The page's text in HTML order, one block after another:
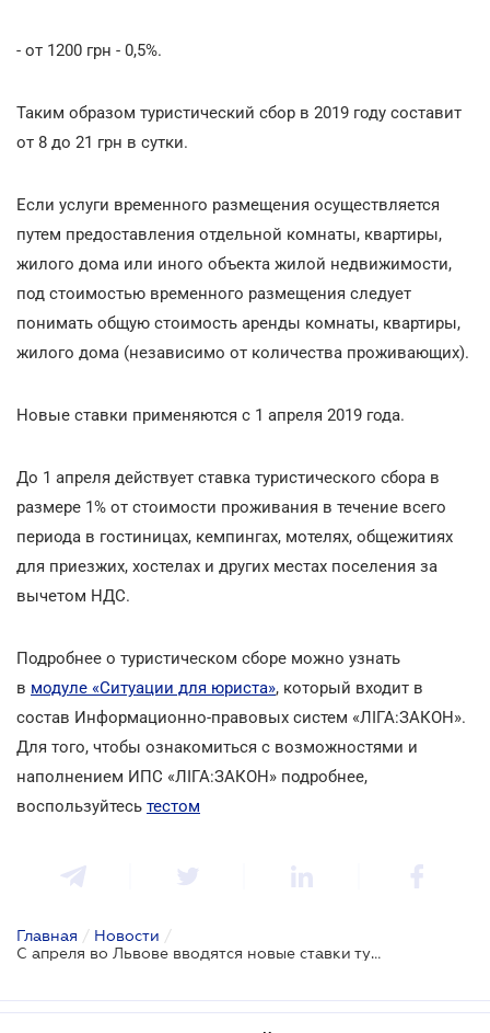
- от 1200 грн - 0,5%.
Таким образом туристический сбор в 2019 году составит
от 8 до 21 грн в сутки.
Если услуги временного размещения осуществляется
путем предоставления отдельной комнаты, квартиры,
жилого дома или иного объекта жилой недвижимости,
под стоимостью временного размещения следует
понимать общую стоимость аренды комнаты, квартиры,
жилого дома (независимо от количества проживающих).
Новые ставки применяются с 1 апреля 2019 года.
До 1 апреля действует ставка туристического сбора в
размере 1% от стоимости проживания в течение всего
периода в гостиницах, кемпингах, мотелях, общежитиях
для приезжих, хостелах и других местах поселения за
вычетом НДС.
Подробнее о туристическом сборе можно узнать
в модуле «Ситуации для юриста», который входит в
состав Информационно-правовых систем «ЛІГА:ЗАКОН».
Для того, чтобы ознакомиться с возможностями и
наполнением ИПС «ЛІГА:ЗАКОН» подробнее,
воспользуйтесь тестом
Главная / Новости /
С апреля во Львове вводятся новые ставки туристического сбора